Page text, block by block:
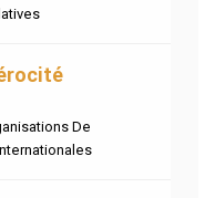
De